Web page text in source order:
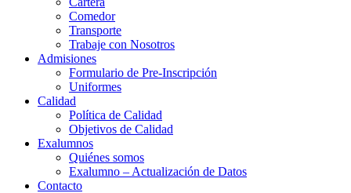
Comedor
Transporte
Trabaje con Nosotros
Admisiones
Formulario de Pre-Inscripción
Uniformes
Calidad
Política de Calidad
Objetivos de Calidad
Exalumnos
Quiénes somos
Exalumno – Actualización de Datos
Contacto